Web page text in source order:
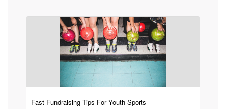
Fast Fundraising Tips For Youth Sports